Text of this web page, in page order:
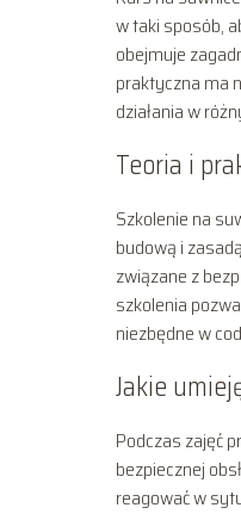
w taki sposób,
obejmuje
praktyczna ma
działania w
Teoria i
Szkolenie na
budową i
związane z
szkolenia
niezbędne w
Jakie
Podczas zajęć
bezpiecznej
reagować w